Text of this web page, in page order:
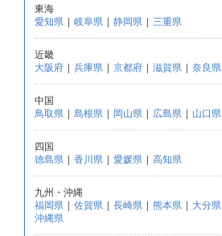
東海
愛知県 | 岐阜県 | 静岡県 | 三重県
近畿
大阪府 | 兵庫県 | 京都府 | 滋賀県 | 奈良県
中国
鳥取県 | 島根県 | 岡山県 | 広島県 | 山口県
四国
徳島県 | 香川県 | 愛媛県 | 高知県
九州・沖縄
福岡県 | 佐賀県 | 長崎県 | 熊本県 | 大分県
沖縄県